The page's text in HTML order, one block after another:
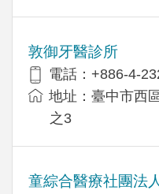
敦御牙醫診所
電話：+886-4-
地址：臺中市西
之3
童綜合醫療社團法